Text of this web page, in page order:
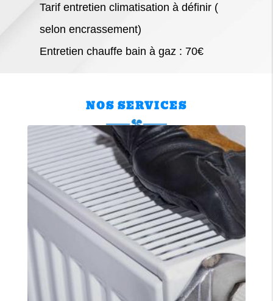
Tarif entretien climatisation à définir (
selon encrassement)
Entretien chauffe bain à gaz : 70€
NOS SERVICES